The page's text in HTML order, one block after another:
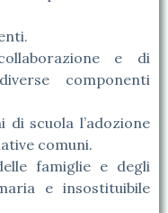
e di
componenti
scuola l’adozione
comuni.
famiglie e degli
e insostituibile